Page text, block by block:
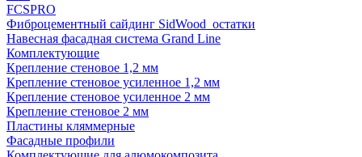
FCSPRO
Фиброцементный сайдинг SidWood_остатки
Навесная фасадная система Grand Line
Комплектующие
Крепление стеновое 1,2 мм
Крепление стеновое усиленное 1,2 мм
Крепление стеновое усиленное 2 мм
Крепление стеновое 2 мм
Пластины кляммерные
Фасадные профили